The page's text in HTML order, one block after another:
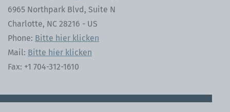
6965 Northpark Blvd, Suite N
Charlotte, NC 28216 - US
Phone: Bitte hier klicken
Mail: Bitte hier klicken
Fax: +1 704-312-1610